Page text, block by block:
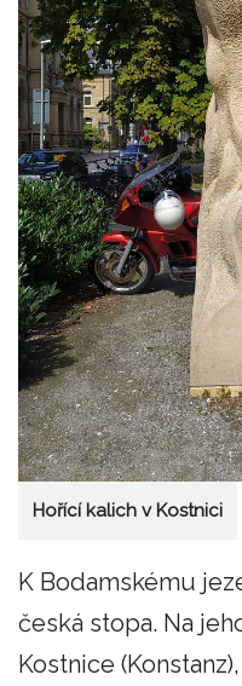
Hořící kalich v Kostnici
K Bodamskému
česká stopa. Na
Kostnice